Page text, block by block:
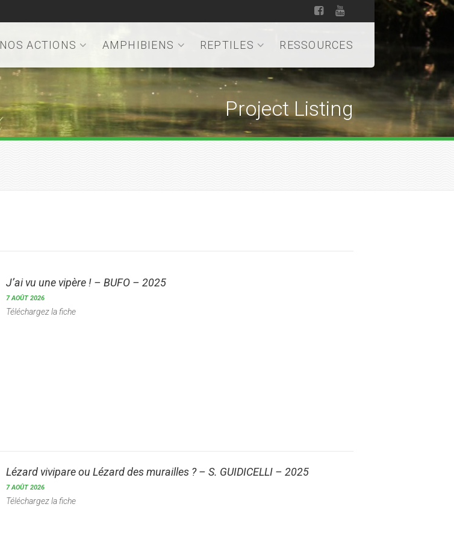
NOS ACTIONS AMPHIBIENS REPTILES RESSOURCES
Project Listing
J’ai vu une vipère ! – BUFO – 2025
7 AOÛT 2026
Téléchargez la fiche
Lézard vivipare ou Lézard des murailles ? – S. GUIDICELLI – 2025
7 AOÛT 2026
Téléchargez la fiche